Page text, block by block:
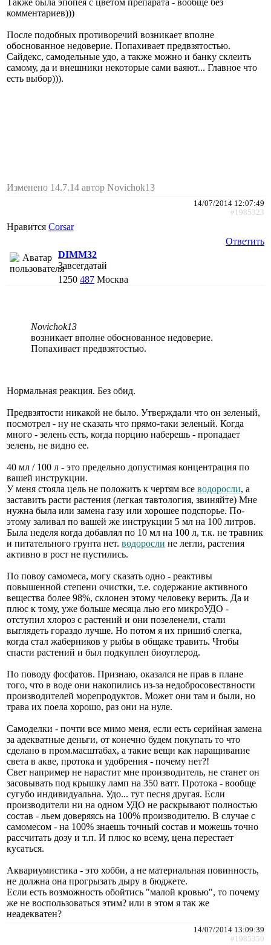
комментариев)))
После подобных противоречий возникает вполне
обоснованное недоверие. Попахивает предвзятостью.
Сайдекс, самодельные удо, а также можно и банку склеить
самому, да и внешники некоторые сами ваяют... Главное что
есть выбор))).
Изменено 14.7.14 автор Novichok13
14/07/2014 12:07:49
#1985323
Нравится Corsar
Ответить
DIMM32
Завсегдатай
1250 487 Москва
Novichok13
возникает вполне обоснованное недоверие.
Попахивает предвзятостью.
Нормальная реакция. Без обид.
Предвзятости никакой не было. Утверждали что он зеленый,
посмотрел - ну не сказать что прямо-таки зеленый. Когда
много - зелень есть, когда порцию наберешь - пропадает
зелень, не видно ее.
40 мл / 100 л - это предельно допустимая концентрация по
вашей инструкции.
У меня стояла цель не положить к чертям все водоросли, а
заставить расти растения (легкая тавтология, звиняйте) Мне
нужна была или замена газу или хорошее подспорье. По-
этому заливал по вашей же инструкции 5 мл на 100 литров.
Была неделя когда добавлял по 10 мл на 100 л, т.к. не травник
и питательного грунта нет. водоросли не легли, растения
активно в рост не пустились.
По повоу самомеса, могу сказать одно - реактивы
повышенной степени очистки, т.е. содержание активного
вещества более 98%, склонен этому человеку верить. Да и
плюс к тому, уже больше месяца лью его микроУДО -
отступил хлороз с растений и они позеленели, стали
выглядеть гораздо лучше. Но потом я их пришиб слегка,
когда стал жаберников у рыбы в общаке травить. Чтобы
спасти растений и был подкуплен биоуглерод.
По поводу фосфатов. Признаю, оказался не прав в плане
того, что в воде они накопились из-за недобросовествности
производителей морепродуктов. Может они там и были, но
трава их поела хорошо, раз они на нуле.
Самоделки - почти все мимо меня, если есть серийная замена
за адекватные деньги, от конечно будем покупать то что
сделано в пром.масштабах, а такие вещи как наращивание
света в акве, протока и удобрения - почему нет?!
Свет например не нарастит мне производитель, не станет он
засовывать под крышку ламп на 350 ватт. Протока - вообще
сугубо индивидуальна. Удо... тут песня другая. Если
производители ни на одном УДО не раскрывают полностью
состав - льем доверяясь на 100% производителю. В случае с
самомесом - на 100% знаешь точный состав и можешь точно
рассчитать дозу и т.п. И плюс ко всему, цена перестает
кусаться.
Аквариумистика - это хобби, а не материальная повинность,
не должна она прогрызать дыру в бюджете.
Если есть возможность обойтись "малой кровью", то почему
же не воспользоваться этим? или в этом я так же
неадекватен?
14/07/2014 13:09:39
#1985350